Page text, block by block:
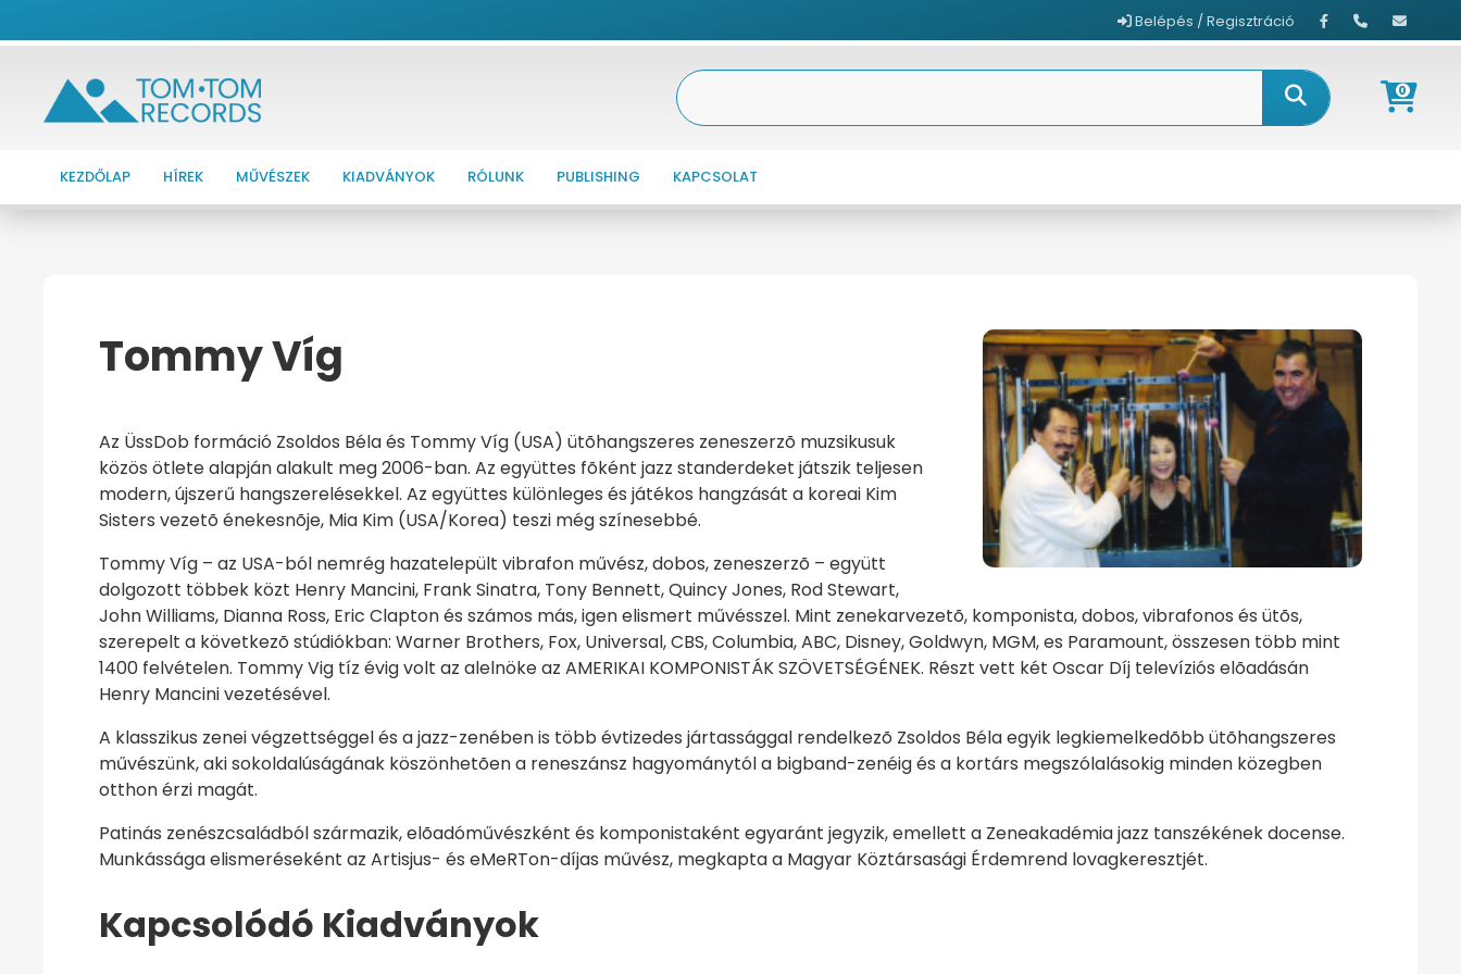
Belépés / Regisztráció
0
KEZDŐLAP HÍREK MŰVÉSZEK KIADVÁNYOK RÓLUNK PUBLISHING KAPCSOLAT
Tommy Víg
Az ÜssDob formáció Zsoldos Béla és Tommy Víg (USA) ütõhangszeres zeneszerzõ muzsikusuk
közös ötlete alapján alakult meg 2006-ban. Az együttes fõként jazz standerdeket játszik teljesen
modern, újszerű hangszerelésekkel. Az együttes különleges és játékos hangzását a koreai Kim
Sisters vezetõ énekesnõje, Mia Kim (USA/Korea) teszi még színesebbé.
Tommy Víg – az USA-ból nemrég hazatelepült vibrafon művész, dobos, zeneszerzõ – együtt
dolgozott többek közt Henry Mancini, Frank Sinatra, Tony Bennett, Quincy Jones, Rod Stewart,
John Williams, Dianna Ross, Eric Clapton és számos más, igen elismert művésszel. Mint zenekarvezetõ, komponista, dobos, vibrafonos és ütõs,
szerepelt a következõ stúdiókban: Warner Brothers, Fox, Universal, CBS, Columbia, ABC, Disney, Goldwyn, MGM, es Paramount, összesen több mint
1400 felvételen. Tommy Vig tíz évig volt az alelnöke az AMERIKAI KOMPONISTÁK SZÖVETSÉGÉNEK. Részt vett két Oscar Díj televíziós elõadásán
Henry Mancini vezetésével.
A klasszikus zenei végzettséggel és a jazz-zenében is több évtizedes jártassággal rendelkezõ Zsoldos Béla egyik legkiemelkedõbb ütõhangszeres
művészünk, aki sokoldalúságának köszönhetõen a reneszánsz hagyománytól a bigband-zenéig és a kortárs megszólalásokig minden közegben
otthon érzi magát.
Patinás zenészcsaládból származik, elõadóművészként és komponistaként egyaránt jegyzik, emellett a Zeneakadémia jazz tanszékének docense.
Munkássága elismeréseként az Artisjus- és eMeRTon-díjas művész, megkapta a Magyar Köztársasági Érdemrend lovagkeresztjét.
Kapcsolódó Kiadványok